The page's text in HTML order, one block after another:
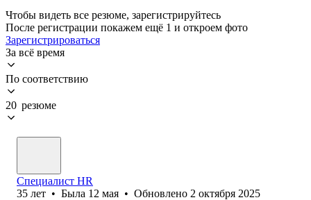
Чтобы видеть все резюме, зарегистрируйтесь
После регистрации покажем ещё 1 и откроем фото
Зарегистрироваться
За всё время
По соответствию
20 резюме
Специалист HR
35 лет • Была 12 мая • Обновлено 2 октября 2025